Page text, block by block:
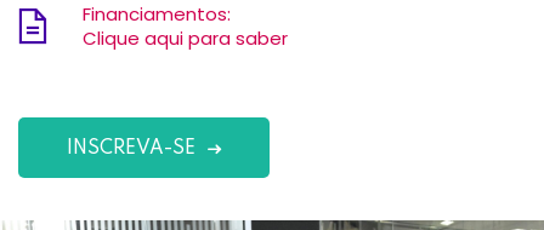
Financiamentos:
Clique aqui para saber
INSCREVA-SE